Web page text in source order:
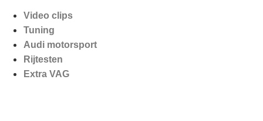
Video clips
Tuning
Audi motorsport
Rijtesten
Extra VAG